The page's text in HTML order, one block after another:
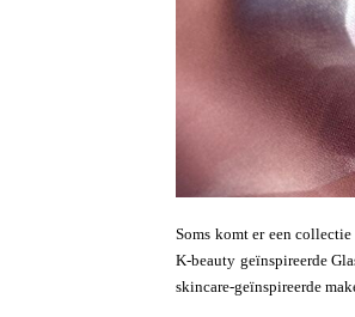
Soms komt er een
K-beauty geïnspireerde
skincare-geïnspireerde